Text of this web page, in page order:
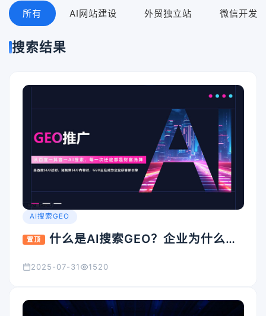
所有 AI网站建设 外贸独立站 微信开发
搜索结果
AI搜索GEO
置顶
什么是AI搜索GEO？企业为什么要
2025-07-31 1520